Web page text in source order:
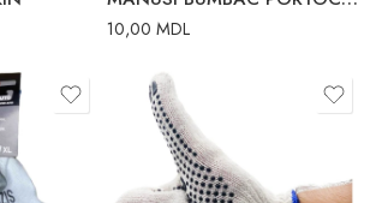
10,00 MDL